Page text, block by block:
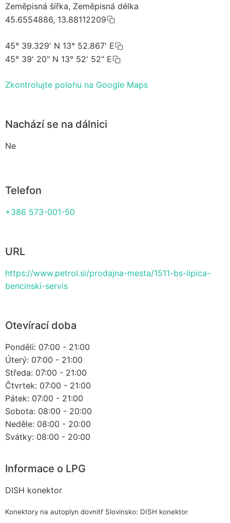
Zeměpisná šířka, Zeměpisná délka
45.6554886, 13.88112209
45° 39.329' N 13° 52.867' E
45° 39' 20" N 13° 52' 52" E
Zkontrolujte polohu na Google Maps
Nachází se na dálnici
Ne
Telefon
+386 573-001-50
URL
https://www.petrol.si/prodajna-mesta/1511-bs-lipica-
bencinski-servis
Otevírací doba
Pondělí: 07:00 - 21:00
Úterý: 07:00 - 21:00
Středa: 07:00 - 21:00
Čtvrtek: 07:00 - 21:00
Pátek: 07:00 - 21:00
Sobota: 08:00 - 20:00
Neděle: 08:00 - 20:00
Svátky: 08:00 - 20:00
Informace o LPG
DISH konektor
Konektory na autoplyn dovnitř Slovinsko: DISH konektor